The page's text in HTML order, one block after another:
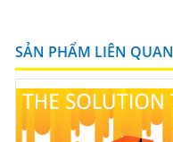
SẢN PHẨM LIÊN QUAN